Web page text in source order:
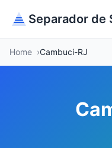
Separador de
Home Cambuci-RJ